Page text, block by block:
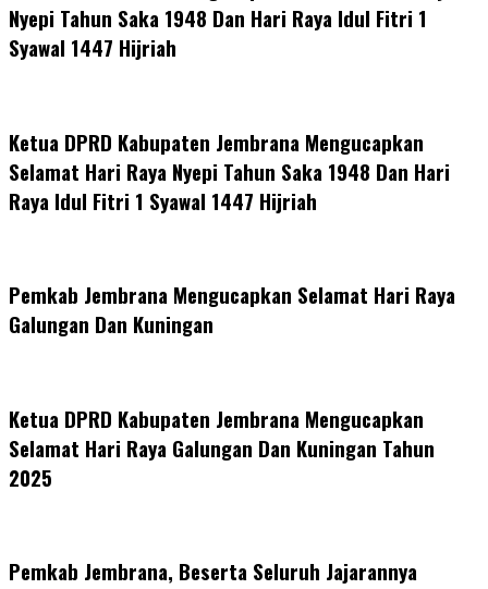
Nyepi Tahun Saka 1948 Dan Hari Raya Idul Fitri 1
Syawal 1447 Hijriah
Ketua DPRD Kabupaten Jembrana Mengucapkan
Selamat Hari Raya Nyepi Tahun Saka 1948 Dan Hari
Raya Idul Fitri 1 Syawal 1447 Hijriah
Pemkab Jembrana Mengucapkan Selamat Hari Raya
Galungan Dan Kuningan
Ketua DPRD Kabupaten Jembrana Mengucapkan
Selamat Hari Raya Galungan Dan Kuningan Tahun
2025
Pemkab Jembrana, Beserta Seluruh Jajarannya